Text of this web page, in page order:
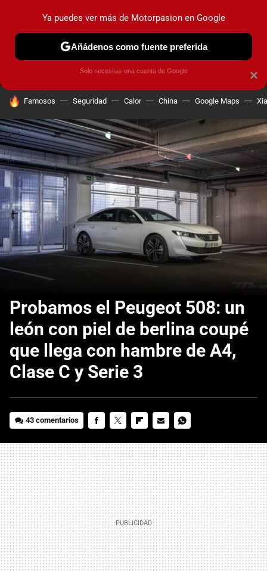
MENÚ NUEVO
COCHES ELÉCTRICOS OBSERVATORIO
HOY SE HABLA DE
Famosos Seguridad Calor China Google Maps
Probamos el Peugeot 508: un
león con piel de berlina coupé
que llega con hambre de A4,
Clase C y Serie 3
43 comentarios
MAIL
×
Ya puedes ver más de Motorpasion en Google
Añádenos como fuente preferida
Solo necesitas una cuenta de Google